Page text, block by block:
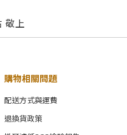
敬上
購物相關問題
配送方式與運費
退換貨政策